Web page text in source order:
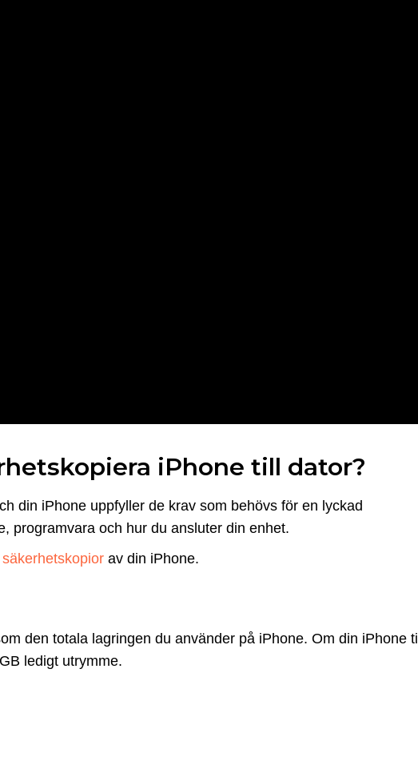
iPhone till dator?
din iPhone uppfyller de krav som behövs för en lyckad
programvara och hur du ansluter din enhet.
av din iPhone.
den totala lagringen du använder på iPhone. Om din iPhone till
ledigt utrymme.